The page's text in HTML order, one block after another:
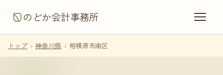
のどか会計事務所
トップ › 神奈川県 › 相模原市南区